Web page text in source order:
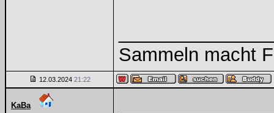
Sammeln macht
12.03.2024 21:22
KaBa